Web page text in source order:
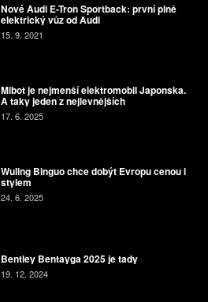
Nové Audi E-Tron Sportback: první plně
elektrický vůz od Audi
15. 9. 2021
Mibot je nejmenší elektromobil Japonska.
A taky jeden z nejlevnějších
17. 6. 2025
Wuling Binguo chce dobýt Evropu cenou i
stylem
24. 6. 2025
Bentley Bentayga 2025 je tady
19. 12. 2024